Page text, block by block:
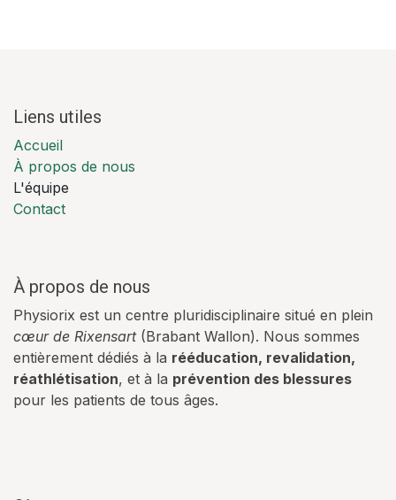
Liens utiles
Accueil
À propos de nous
L'équipe
Contact
À propos de nous
Physiorix est un centre pluridisciplinaire situé en plein
cœur de Rixensart(Brabant Wallon). Nous sommes
entièrement dédiés à la rééducation, revalidation,
réathlétisation, et à la prévention des blessures
pour les patients de tous âges.